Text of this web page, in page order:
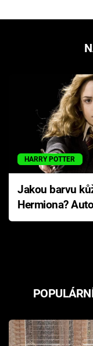
HARRY POTTER
Jakou barvu
Hermiona?
Pottera přišla s